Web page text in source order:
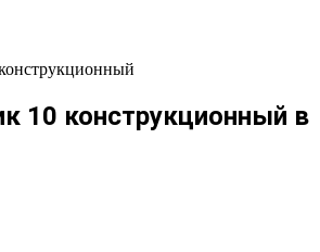
10 конструкционный в